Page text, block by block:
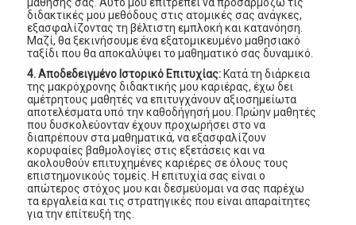
διδακτικές μου μεθόδους στις ατομικές σας ανάγκες,
εξασφαλίζοντας τη βέλτιστη εμπλοκή και κατανόηση.
Μαζί, θα ξεκινήσουμε ένα εξατομικευμένο μαθησιακό
ταξίδι που θα αποκαλύψει το μαθηματικό σας δυναμικό.
4. Αποδεδειγμένο Ιστορικό Επιτυχίας: Κατά τη διάρκεια
της μακρόχρονης διδακτικής μου καριέρας, έχω δει
αμέτρητους μαθητές να επιτυγχάνουν αξιοσημείωτα
αποτελέσματα υπό την καθοδήγησή μου. Πρώην μαθητές
που δυσκολεύονταν έχουν προχωρήσει στο να
διαπρέπουν στα μαθηματικά, να εξασφαλίζουν
κορυφαίες βαθμολογίες στις εξετάσεις και να
ακολουθούν επιτυχημένες καριέρες σε όλους τους
επιστημονικούς τομείς. Η επιτυχία σας είναι ο
απώτερος στόχος μου και δεσμεύομαι να σας παρέχω
τα εργαλεία και τις στρατηγικές που είναι απαραίτητες
για την επίτευξή της.